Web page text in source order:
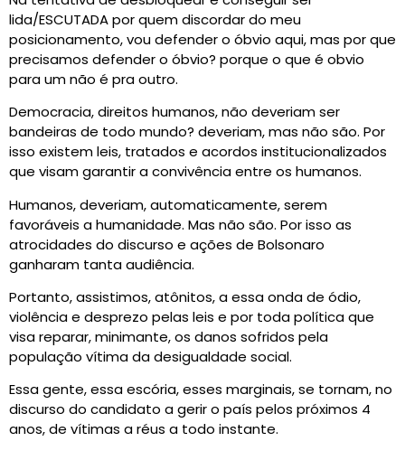
lida/ESCUTADA por quem discordar do meu
posicionamento, vou defender o óbvio aqui, mas por que
precisamos defender o óbvio? porque o que é obvio
para um não é pra outro.
Democracia, direitos humanos, não deveriam ser
bandeiras de todo mundo? deveriam, mas não são. Por
isso existem leis, tratados e acordos institucionalizados
que visam garantir a convivência entre os humanos.
Humanos, deveriam, automaticamente, serem
favoráveis a humanidade. Mas não são. Por isso as
atrocidades do discurso e ações de Bolsonaro
ganharam tanta audiência.
Portanto, assistimos, atônitos, a essa onda de ódio,
violência e desprezo pelas leis e por toda política que
visa reparar, minimante, os danos sofridos pela
população vítima da desigualdade social.
Essa gente, essa escória, esses marginais, se tornam, no
discurso do candidato a gerir o país pelos próximos 4
anos, de vítimas a réus a todo instante.